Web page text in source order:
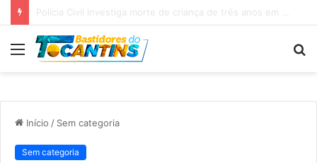
Menu
Início / Sem categoria
Sem categoria